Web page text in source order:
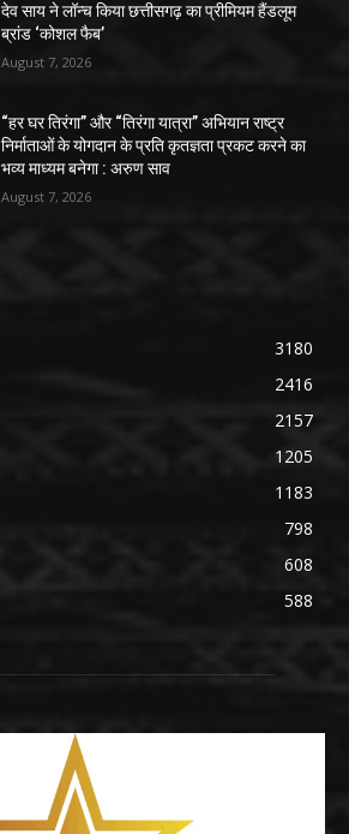
देव साय ने लॉन्च किया छत्तीसगढ़ का प्रीमियम हैंडलूम
ब्रांड ‘कोशल फैब’
August 7, 2026
“हर घर तिरंगा” और “तिरंगा यात्रा” अभियान राष्ट्र
निर्माताओं के योगदान के प्रति कृतज्ञता प्रकट करने का
भव्य माध्यम बनेगा : अरुण साव
August 7, 2026
3180
2416
2157
1205
1183
798
608
588